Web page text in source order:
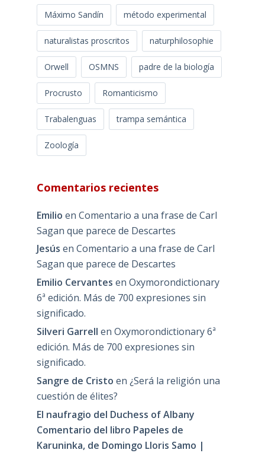
Máximo Sandín método experimental
naturalistas proscritos naturphilosophie
Orwell OSMNS padre de la biología
Procrusto Romanticismo
Trabalenguas trampa semántica
Zoología
Comentarios recientes
Emilio en Comentario a una frase de Carl
Sagan que parece de Descartes
Jesús en Comentario a una frase de Carl
Sagan que parece de Descartes
Emilio Cervantes en Oxymorondictionary
6ª edición. Más de 700 expresiones sin
significado.
Silveri Garrell en Oxymorondictionary 6ª
edición. Más de 700 expresiones sin
significado.
Sangre de Cristo en ¿Será la religión una
cuestión de élites?
El naufragio del Duchess of Albany
Comentario del libro Papeles de
Karuninka, de Domingo Lloris Samo |